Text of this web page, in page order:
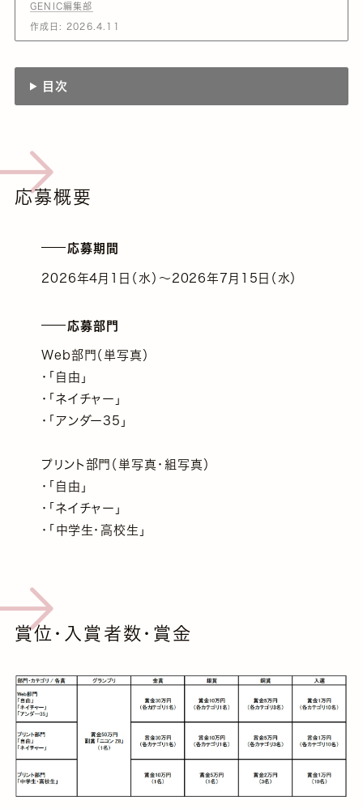
GENIC編集部
作成日: 2026.4.11
目次
応募概要
応募期間
2026年4月1日（水）～2026年7月15日（水）
応募部門
Web部門（単写真）
・「自由」
・「ネイチャー」
・「アンダー35」
プリント部門（単写真・組写真）
・「自由」
・「ネイチャー」
・「中学生・高校生」
賞位・入賞者数・賞金